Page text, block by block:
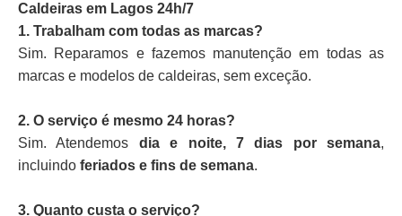
Caldeiras em Lagos 24h/7
1. Trabalham com todas as marcas?
Sim. Reparamos e fazemos manutenção em todas as
marcas e modelos de caldeiras, sem exceção.
2. O serviço é mesmo 24 horas?
Sim. Atendemos dia e noite, 7 dias por semana,
incluindo feriados e fins de semana.
3. Quanto custa o serviço?